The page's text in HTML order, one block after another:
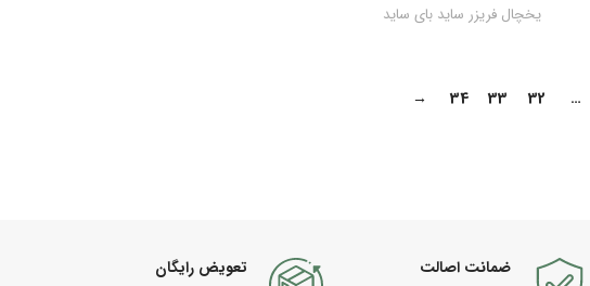
یخچال فریزر ساید بای ساید
…
32
33
34
→
ضمانت اصالت
تعویض رایگان